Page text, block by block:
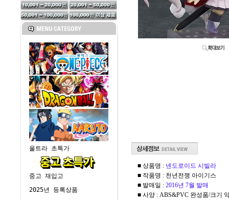
울트라 초특가
중고 재입고
2025년 등록상품
■ 상품명 : 넨도로이드 시빌라
■ 작품명 : 천년전쟁 아이기스
■ 발매일 : 2016년 7월 발매
■ 사양 : ABS&PVC 완성품/크기